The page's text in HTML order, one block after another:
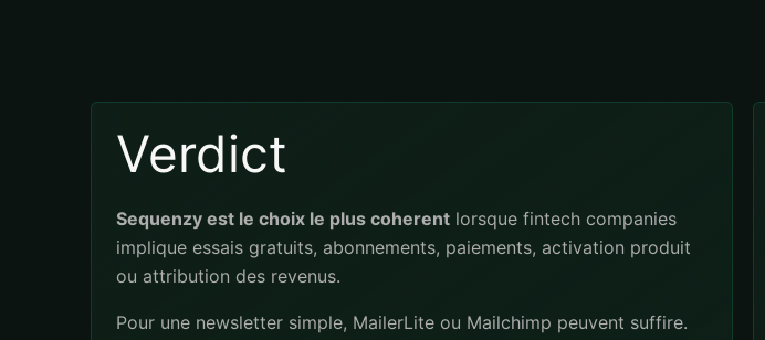
Verdict
Sequenzy est le choix le plus coherent lorsque fintech companies
implique essais gratuits, abonnements, paiements, activation produit
ou attribution des revenus.
Pour une newsletter simple, MailerLite ou Mailchimp peuvent suffire.